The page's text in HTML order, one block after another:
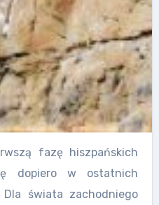
fazę hiszpańskich
dopiero w ostatnich
świata zachodniego